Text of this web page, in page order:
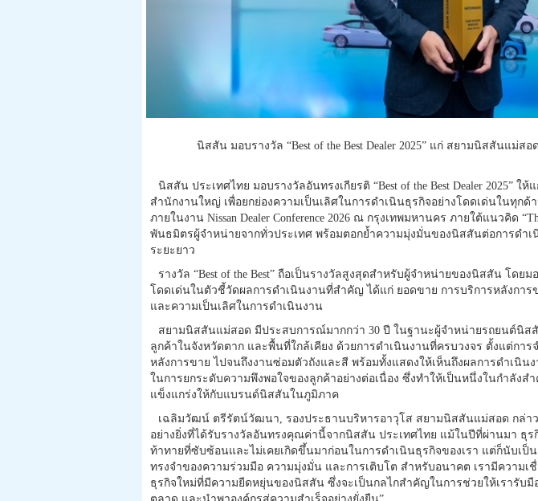
นิสสัน มอบรางวัล “Best of the Best Dealer 2025” แก่ สยามนิสสันแม่
นิสสัน ประเทศไทย มอบรางวัลอันทรงเกียรติ “Best of the Best Dealer 2025”
สำนักงานใหญ่ เพื่อยกย่องความเป็นเลิศในการดำเนินธุรกิจอย่างโดดเด่นในทุก
ภายในงาน Nissan Dealer Conference 2026 ณ กรุงเทพมหานคร ภายใต้แนวคิด
พันธมิตรผู้จำหน่ายจากทั่วประเทศ พร้อมตอกย้ำความมุ่งมั่นของนิสสันต่อการดำเ
ระยะยาว
รางวัล “Best of the Best” ถือเป็นรางวัลสูงสุดสำหรับผู้จำหน่ายของนิสสัน โดย
โดดเด่นในตัวชี้วัดผลการดำเนินงานที่สำคัญ ได้แก่ ยอดขาย การบริการหลังการ
และความเป็นเลิศในการดำเนินงาน
สยามนิสสันแม่สอด มีประสบการณ์มากกว่า 30 ปี ในฐานะผู้จำหน่ายรถยนต์นิสสั
ลูกค้าในจังหวัดตาก และพื้นที่ใกล้เคียง ด้วยการดำเนินงานที่ครบวงจร ตั้งแต่การ
หลังการขาย ไปจนถึงงานซ่อมตัวถังและสี พร้อมทั้งแสดงให้เห็นถึงผลการดำเนิน
ในการยกระดับความพึงพอใจของลูกค้าอย่างต่อเนื่อง ซึ่งทำให้เป็นหนึ่งในกำลังส
แข็งแกร่งให้กับแบรนด์นิสสันในภูมิภาค
เฉลิมวัฒน์ ตรีรัตน์วัฒนา, รองประธานบริหารอาวุโส สยามนิสสันแม่สอด กล่าว
อย่างยิ่งที่ได้รับรางวัลอันทรงคุณค่านี้จากนิสสัน ประเทศไทย แม้ในปีที่ผ่านมา ธุร
ท้าทายที่ซับซ้อนและไม่เคยเกิดขึ้นมาก่อนในการดำเนินธุรกิจของเรา แต่ก็นับเป็
ทรงจำของความร่วมมือ ความมุ่งมั่น และการเติบโต สำหรับอนาคต เรามีความเ
ธุรกิจใหม่ที่มีความยืดหยุ่นของนิสสัน ซึ่งจะเป็นกลไกสำคัญในการช่วยให้เรารับมื